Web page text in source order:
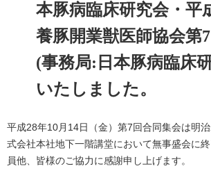
本豚病臨床研究会・平
養豚開業獣医師協会第
(事務局:日本豚病臨床
いたしました。
平成28年10月14日（金）第7回合同集会は明
式会社本社地下一階講堂において無事盛会に
員他、皆様のご協力に感謝申し上げます。